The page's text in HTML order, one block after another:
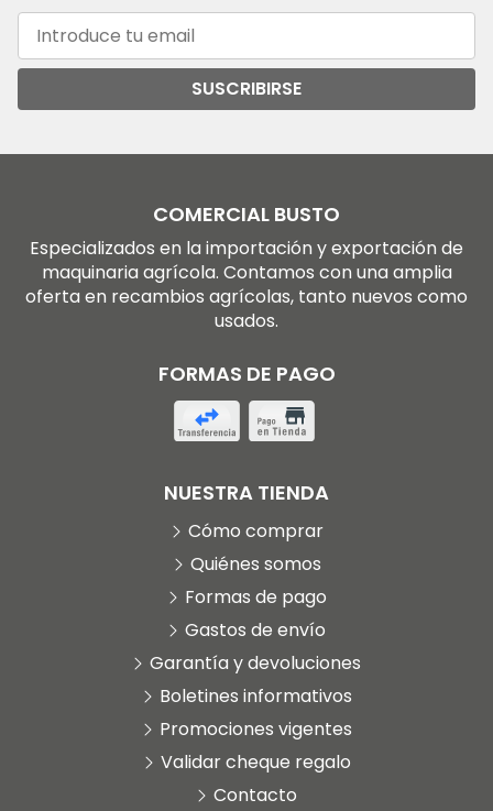
SUSCRIBIRSE
COMERCIAL BUSTO
Especializados en la importación y exportación de
maquinaria agrícola. Contamos con una amplia
oferta en recambios agrícolas, tanto nuevos como
usados.
FORMAS DE PAGO
NUESTRA TIENDA
Cómo comprar
Quiénes somos
Formas de pago
Gastos de envío
Garantía y devoluciones
Boletines informativos
Promociones vigentes
Validar cheque regalo
Contacto